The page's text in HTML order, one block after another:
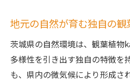
茨城県の気候を味方に観
観葉植物の生育に適
気候を活かした観葉
地元の自然が育む独自の
茨城県の自然環境は、観葉植
多様性を引き出す独自の特徴を
も、県内の微気候により形成さ